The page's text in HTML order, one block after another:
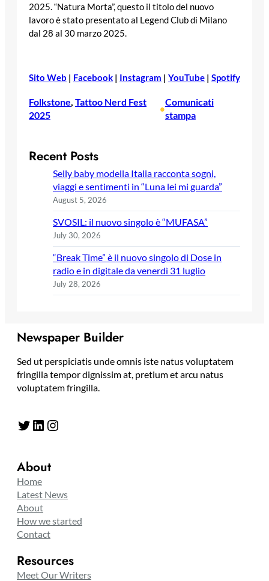
2025. “Natura Morta”, questo il titolo del nuovo
lavoro è stato presentato al Legend Club di Milano
dal 28 al 30 marzo 2025.
Sito Web | Facebook | Instagram | YouTube | Spotify
Folkstone, Tattoo Nerd Fest
2025
•
Comunicati
stampa
Recent Posts
Selly baby modella Italia racconta sogni,
viaggi e sentimenti in “Luna lei mi guarda”
August 5, 2026
SVOSIL: il nuovo singolo è “MUFASA”
July 30, 2026
“Break Time” è il nuovo singolo di Dose in
radio e in digitale da venerdì 31 luglio
July 28, 2026
Newspaper Builder
Sed ut perspiciatis unde omnis iste natus voluptatem
fringilla tempor dignissim at, pretium et arcu natus
voluptatem fringilla.
Twitter LinkedIn Instagram
About
Home
Latest News
About
How we started
Contact
Resources
Meet Our Writers